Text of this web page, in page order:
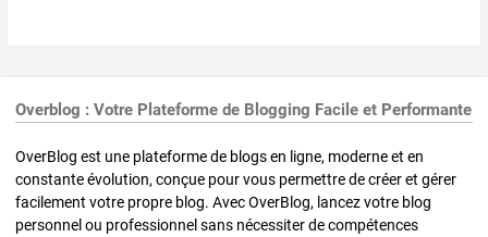
Overblog : Votre Plateforme de Blogging Facile et Performante
OverBlog est une plateforme de blogs en ligne, moderne et en
constante évolution, conçue pour vous permettre de créer et gérer
facilement votre propre blog. Avec OverBlog, lancez votre blog
personnel ou professionnel sans nécessiter de compétences